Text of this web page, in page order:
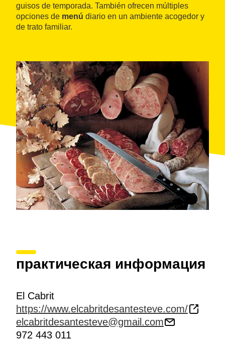
guisos de temporada. También ofrecen múltiples
opciones de menú diario en un ambiente acogedor y
de trato familiar.
практическая информация
El Cabrit
https://www.elcabritdesantesteve.com/
elcabritdesantesteve@gmail.com
972 443 011